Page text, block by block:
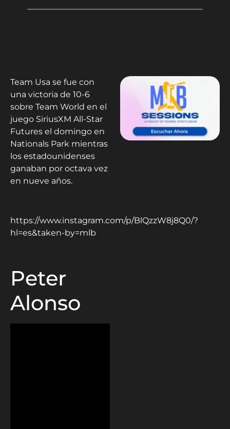
Team Usa se fue con
una victoria de 10-6
sobre Team World en el
juego SiriusXM All-Star
Futures el domingo en
Nationals Park mientras
los estadounidenses
ganaban por octava vez
en nueve años.
https://www.instagram.com/p/BlQzzW8j8Q0/?
hl=es&taken-by=mlb
Peter
Alonso